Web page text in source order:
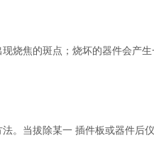
烧焦的斑点；烧坏的器件会产
。当拔除某一 插件板或器件后